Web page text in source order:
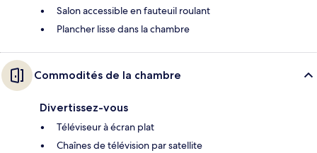
Salon accessible en fauteuil roulant
Plancher lisse dans la chambre
Commodités de la chambre
Divertissez-vous
Téléviseur à écran plat
Chaînes de télévision par satellite